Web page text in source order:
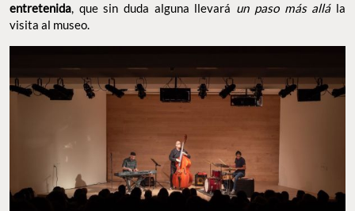
entretenida, que sin duda alguna llevará un paso más allála
visita al museo.